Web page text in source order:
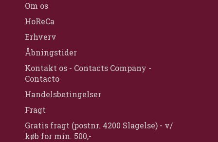
Om os
HoReCa
Erhverv
Åbningstider
Kontakt os - Contacts Company -
Contacto
Handelsbetingelser
Fragt
Gratis fragt (postnr. 4200 Slagelse) - v/
køb for min. 500,-